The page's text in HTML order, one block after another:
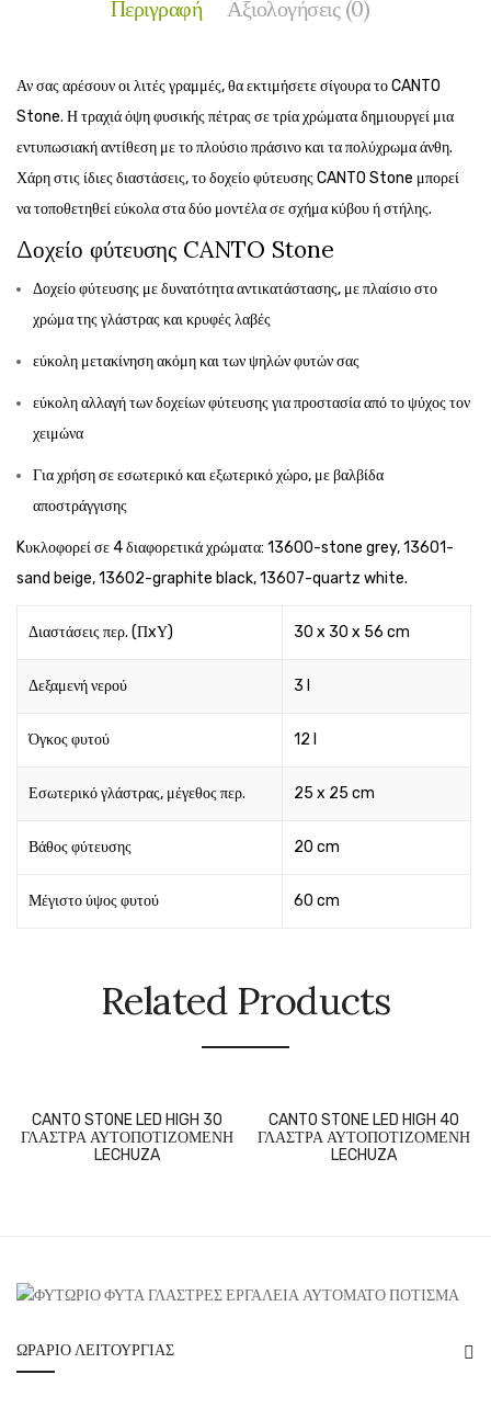
Περιγραφή Αξιολογήσεις (0)
Αν σας αρέσουν οι λιτές γραμμές, θα εκτιμήσετε σίγουρα το CANTO
Stone. Η τραχιά όψη φυσικής πέτρας σε τρία χρώματα δημιουργεί μια
εντυπωσιακή αντίθεση με το πλούσιο πράσινο και τα πολύχρωμα άνθη.
Χάρη στις ίδιες διαστάσεις, το δοχείο φύτευσης CANTO Stone μπορεί
να τοποθετηθεί εύκολα στα δύο μοντέλα σε σχήμα κύβου ή στήλης.
Δοχείο φύτευσης CANTO Stone
Δοχείο φύτευσης με δυνατότητα αντικατάστασης, με πλαίσιο στο
χρώμα της γλάστρας και κρυφές λαβές
εύκολη μετακίνηση ακόμη και των ψηλών φυτών σας
εύκολη αλλαγή των δοχείων φύτευσης για προστασία από το ψύχος τον
χειμώνα
Για χρήση σε εσωτερικό και εξωτερικό χώρο, με βαλβίδα
αποστράγγισης
Kυκλοφορεί σε 4 διαφορετικά χρώματα: 13600-stone grey, 13601-
sand beige, 13602-graphite black, 13607-quartz white.
Διαστάσεις περ. (ΠxΥ) 30 x 30 x 56 cm
Δεξαμενή νερού 3 l
Όγκος φυτού 12 l
Εσωτερικό γλάστρας, μέγεθος περ. 25 x 25 cm
Βάθος φύτευσης 20 cm
Μέγιστο ύψος φυτού 60 cm
Related Products
CANTO STONE LED HIGH 30
ΓΛΑΣΤΡΑ ΑΥΤΟΠΟΤΙΖΟΜΕΝΗ
LECHUZA
CANTO STONE LED HIGH 40
ΓΛΑΣΤΡΑ ΑΥΤΟΠΟΤΙΖΟΜΕΝΗ
LECHUZA
ΩΡΆΡΙΟ ΛΕΙΤΟΥΡΓΊΑΣ